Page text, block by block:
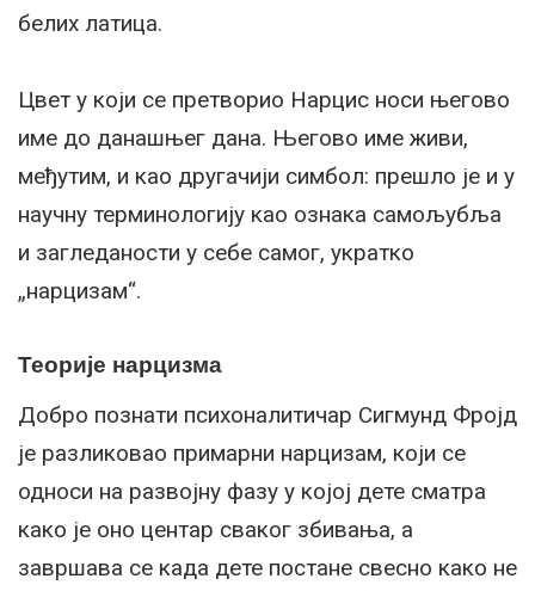
белих латица.
Цвет у који се претворио Нарцис носи његово
име до данашњег дана. Његово име живи,
међутим, и као другачији симбол: прешло је и у
научну терминологију као ознака самољубља
и загледаности у себе самог, укратко
„нарцизам“.
Теорије нарцизма
Добро познати психоналитичар Сигмунд Фројд
је разликовао примарни нарцизам, који се
односи на развојну фазу у којој дете сматра
како је оно центар сваког збивања, а
завршава се када дете постане свесно како не